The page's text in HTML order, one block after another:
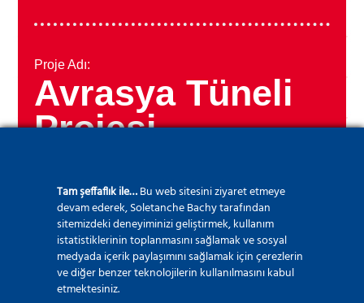
Proje Adı:
Avrasya Tüneli
Projesi
Ülke:
Türkiye
Tam şeffaflık ile…Bu web sitesini ziyaret etmeye
devam ederek, Soletanche Bachy tarafından
sitemizdeki deneyiminizi geliştirmek, kullanım
istatistiklerinin toplanmasını sağlamak ve sosyal
medyada içerik paylaşımını sağlamak için çerezlerin
ve diğer benzer teknolojilerin kullanılmasını kabul
etmektesiniz.